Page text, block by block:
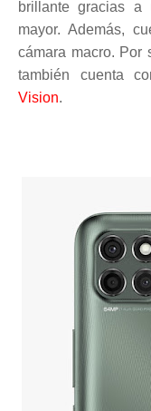
brillante gracias a
mayor. Además,
cámara macro. Por
también cuenta
Vision.